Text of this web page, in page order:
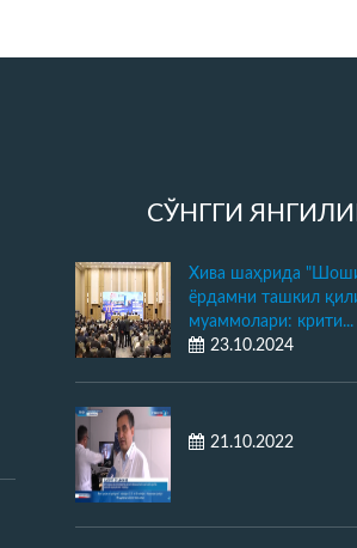
СЎНГГИ
Хива шаҳрида
ёрдамни ташкил
муаммолари: крити...
23.10.2024
21.10.2022